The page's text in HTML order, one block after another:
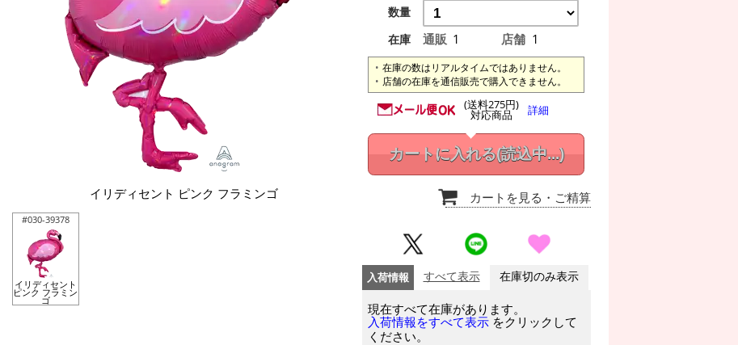
イリディセント ピンク フラミンゴ
#030-39378
イリディセント
ピンク フラミン
ゴ
数量
在庫
通販 1 店舗 1
在庫の数はリアルタイムではありません。
店舗の在庫を通信販売で購入できません。
(送料275円)
対応商品 詳細
カートに入れる(読込中...)
カートを見る ・ご精算
入荷情報 すべて表示 在庫切のみ表示
現在すべて在庫があります。
入荷情報をすべて表示 をクリックして
ください。